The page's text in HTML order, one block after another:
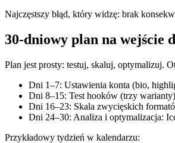
Najczęstszy błąd, który widzę: brak
30‑dniowy plan na wejście
Plan jest prosty: testuj, skaluj, optymalizuj.
Dni 1–7: Ustawienia konta (bio,
Dni 8–15: Test hooków (trzy
Dni 16–23: Skala zwycięskich
Dni 24–30: Analiza i optymalizacja:
Przykładowy tydzień w kalendarzu: